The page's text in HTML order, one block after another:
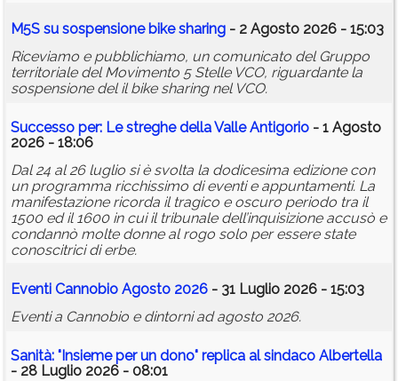
M5S su sospensione bike sharing - 2 Agosto 2026 - 15:03
Riceviamo e pubblichiamo, un comunicato del Gruppo
territoriale del Movimento 5 Stelle VCO, riguardante la
sospensione del il bike sharing nel VCO.
Successo per: Le streghe della Valle Antigorio - 1 Agosto
2026 - 18:06
Dal 24 al 26 luglio si è svolta la dodicesima edizione con
un programma ricchissimo di eventi e appuntamenti. La
manifestazione ricorda il tragico e oscuro periodo tra il
1500 ed il 1600 in cui il tribunale dell’inquisizione accusò e
condannò molte donne al rogo solo per essere state
conoscitrici di erbe.
Eventi Cannobio Agosto 2026 - 31 Luglio 2026 - 15:03
Eventi a Cannobio e dintorni ad agosto 2026.
Sanità: "Insieme per un dono" replica al sindaco Albertella
- 28 Luglio 2026 - 08:01